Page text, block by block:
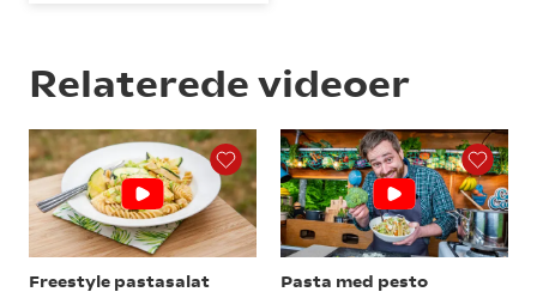
Relaterede videoer
Freestyle pastasalat Pasta med pesto